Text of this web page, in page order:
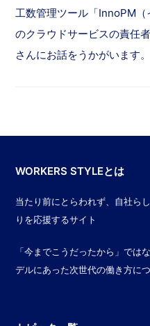
工数管理ツール「InnoPM
のクラウドサービスの責任
さんにお話をうかがいます。
WORKERS STYLEとは
当たり前にとらわれず、自社ら
りを応援するサイト
「今までこうだったから」では
デルにあった次世代の働き方に